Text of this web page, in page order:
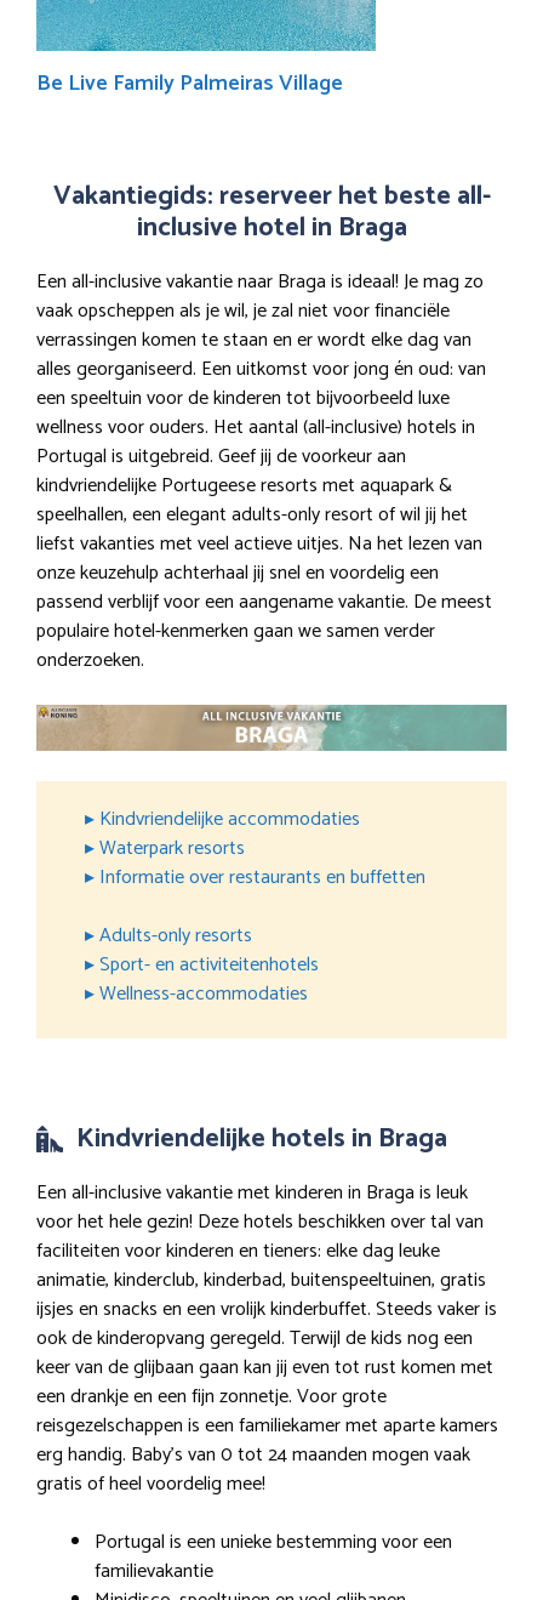
Be Live Family Palmeiras Village
Vakantiegids: reserveer het beste all-
inclusive hotel in Braga
Een all-inclusive vakantie naar Braga is ideaal! Je mag zo
vaak opscheppen als je wil, je zal niet voor financiële
verrassingen komen te staan en er wordt elke dag van
alles georganiseerd. Een uitkomst voor jong én oud: van
een speeltuin voor de kinderen tot bijvoorbeeld luxe
wellness voor ouders. Het aantal (all-inclusive) hotels in
Portugal is uitgebreid. Geef jij de voorkeur aan
kindvriendelijke Portugeese resorts met aquapark &
speelhallen, een elegant adults-only resort of wil jij het
liefst vakanties met veel actieve uitjes. Na het lezen van
onze keuzehulp achterhaal jij snel en voordelig een
passend verblijf voor een aangename vakantie. De meest
populaire hotel-kenmerken gaan we samen verder
onderzoeken.
▸ Kindvriendelijke accommodaties
▸ Waterpark resorts
▸ Informatie over restaurants en buffetten
▸ Adults-only resorts
▸ Sport- en activiteitenhotels
▸ Wellness-accommodaties
Kindvriendelijke hotels in Braga
Een all-inclusive vakantie met kinderen in Braga is leuk
voor het hele gezin! Deze hotels beschikken over tal van
faciliteiten voor kinderen en tieners: elke dag leuke
animatie, kinderclub, kinderbad, buitenspeeltuinen, gratis
ijsjes en snacks en een vrolijk kinderbuffet. Steeds vaker is
ook de kinderopvang geregeld. Terwijl de kids nog een
keer van de glijbaan gaan kan jij even tot rust komen met
een drankje en een fijn zonnetje. Voor grote
reisgezelschappen is een familiekamer met aparte kamers
erg handig. Baby’s van 0 tot 24 maanden mogen vaak
gratis of heel voordelig mee!
Portugal is een unieke bestemming voor een
familievakantie